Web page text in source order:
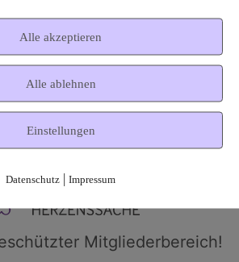
Mitgliederbereich!
Alle akzeptieren
Alle ablehnen
Einstellungen
Datenschutz | Impressum